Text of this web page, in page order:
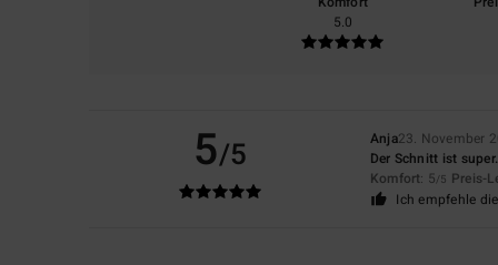
5.0
5/5 Anja23. November
Der Schnitt ist
Komfort: 5/5 Preis-
Ich empfehle